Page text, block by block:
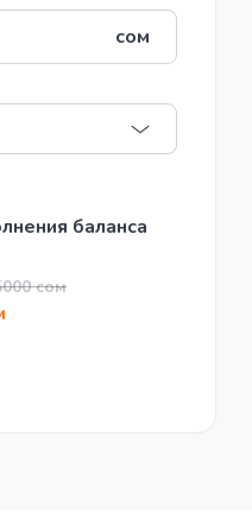
сом
баланса
сом